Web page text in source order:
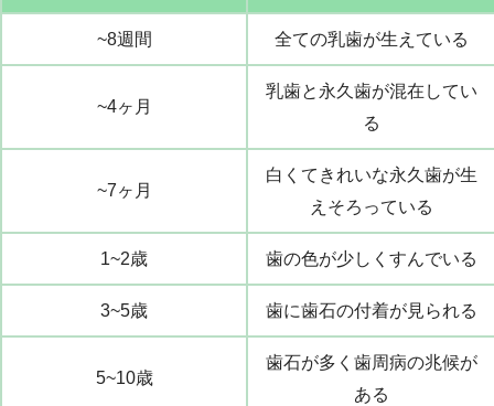
~8週間 全ての乳歯が生えている
~4ヶ月
乳歯と永久歯が混在してい
る
~7ヶ月
白くてきれいな永久歯が生
えそろっている
1~2歳 歯の色が少しくすんでいる
3~5歳 歯に歯石の付着が見られる
5~10歳
歯石が多く歯周病の兆候が
ある